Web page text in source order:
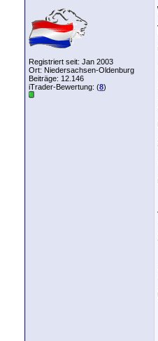
Registriert seit: Jan 2003
Ort: Niedersachsen-Oldenburg
Beiträge: 12.146
iTrader-Bewertung: (8)